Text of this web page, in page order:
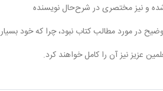
شده و نیز مختصری در شرح‌حال نویسنده
در مورد مطالب کتاب نبود، چرا که خود بسیار
عزیز نیز آن را کامل خواهند کرد.